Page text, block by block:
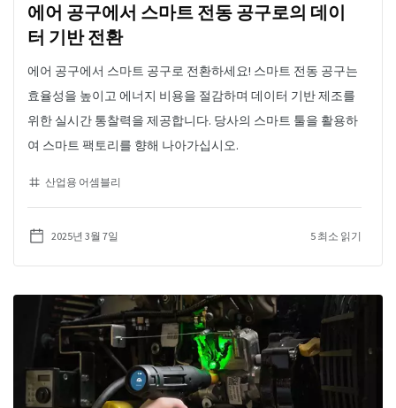
에어 공구에서 스마트 전동 공구로의 데이
터 기반 전환
에어 공구에서 스마트 공구로 전환하세요! 스마트 전동 공구는
효율성을 높이고 에너지 비용을 절감하며 데이터 기반 제조를
위한 실시간 통찰력을 제공합니다. 당사의 스마트 툴을 활용하
여 스마트 팩토리를 향해 나아가십시오.
산업용 어셈블리
2025년 3월 7일 5 최소 읽기